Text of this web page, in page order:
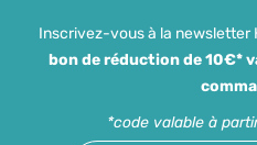
Inscrivez-vous à la newsletter
bon de réduction de 10€*
*code valable à